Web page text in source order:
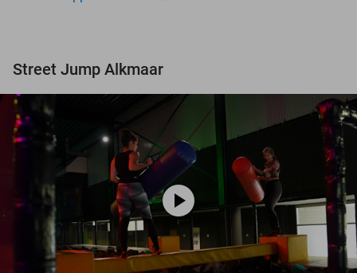
Street Jump Alkmaar
play_circle